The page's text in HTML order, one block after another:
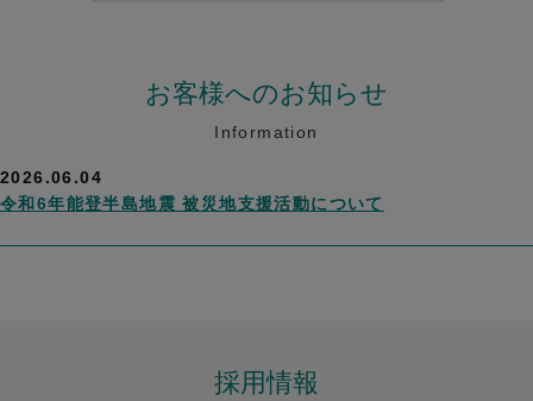
お客様へのお知らせ
Information
2026.06.04
令和6年能登半島地震 被災地支援活動について
採用情報